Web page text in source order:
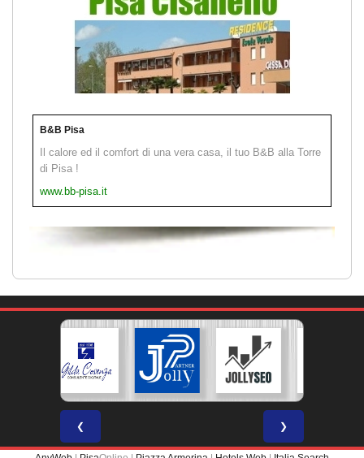
B&B Pisa
Il calore ed il comfort di una vera casa, il tuo B&B alla Torre
di Pisa !
www.bb-pisa.it
❮ ❯